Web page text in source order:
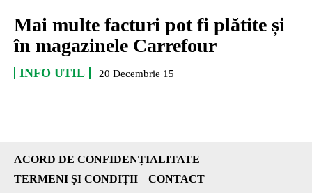
Mai multe facturi pot fi plătite și
în magazinele Carrefour
INFO UTIL 20 Decembrie 15
ACORD DE CONFIDENȚIALITATE
TERMENI ȘI CONDIȚII
CONTACT